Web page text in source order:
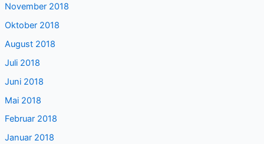
November 2018
Oktober 2018
August 2018
Juli 2018
Juni 2018
Mai 2018
Februar 2018
Januar 2018